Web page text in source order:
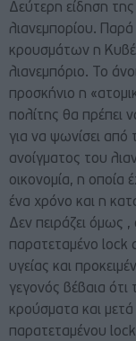
Δεύτερη είδηση της
λιανεμπορίου.
κρουσμάτων η
λιανεμπόριο. Το
προσκήνιο η
πολίτης θα πρέπει
για να ψωνίσει από
ανοίγματος του
οικονομία, η οποία
ένα χρόνο και η
Δεν πειράζει όμως
παρατεταμένο lock
υγείας και
γεγονός βέβαια ότι
κρούσματα και
παρατεταμένου